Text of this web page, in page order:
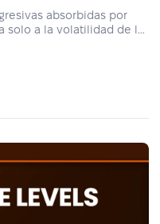
absorbidas por
solo a la volatilidad de la
según el tamaño de